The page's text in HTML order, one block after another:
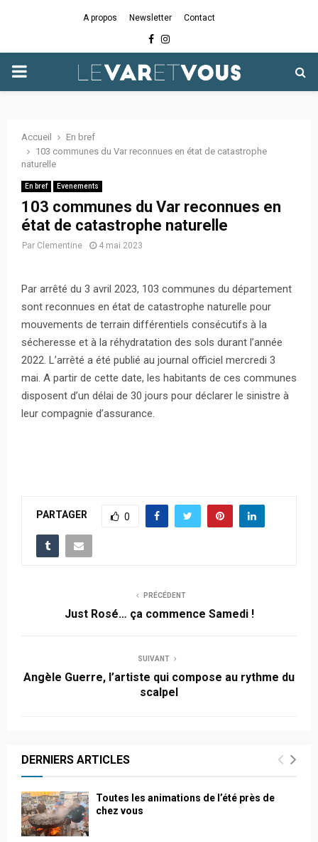
A propos Newsletter Contact
Facebook
Instagram
PRIMARY
Accueil
En bref
103 communes du Var reconnues en état de catastrophe
naturelle
En bref Evenements
103 communes du Var reconnues en
état de catastrophe naturelle
Par Clementine 4 mai 2023
Par arrêté du 3 avril 2023, 103 communes du département
sont reconnues en état de catastrophe naturelle pour
mouvements de terrain différentiels consécutifs à la
sécheresse et à la réhydratation des sols durant l’année
2022. L’arrêté a été publié au journal officiel mercredi 3
mai. A partir de cette date, les habitants de ces communes
disposent d’un délai de 30 jours pour déclarer le sinistre à
leur compagnie d’assurance.
PARTAGER 0
PRÉCÉDENT
Just Rosé… ça commence Samedi !
SUIVANT
Angèle Guerre, l’artiste qui compose au rythme du
scalpel
DERNIERS ARTICLES
Toutes les animations de l’été près de
chez vous